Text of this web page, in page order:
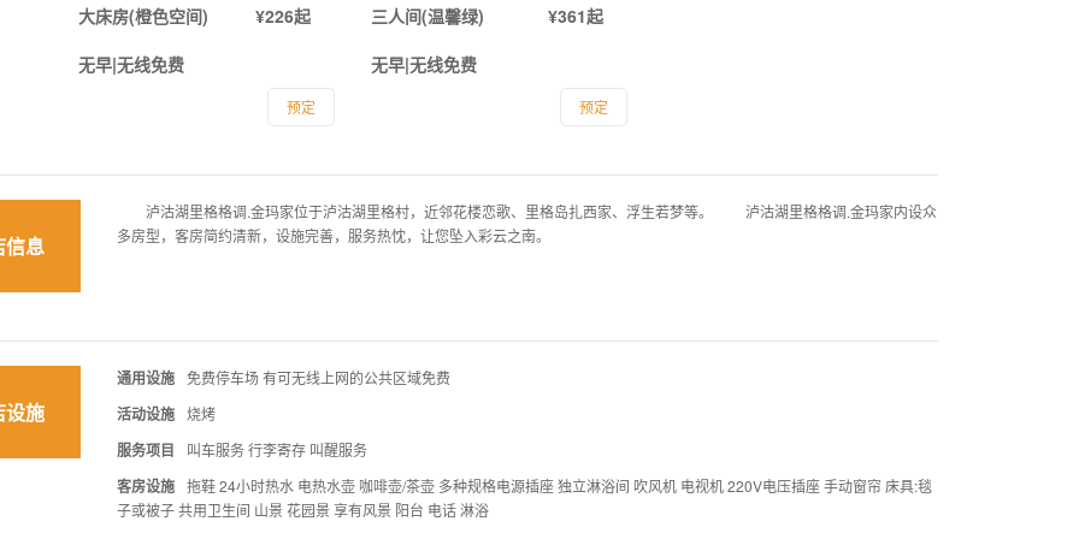
大床房(橙色空间)
¥226起
无早|无线免费
预定
三人间(温馨绿)
¥361起
无早|无线免费
预定
信息
泸沽湖里格格调.金玛家位于泸沽湖里格村，近邻花楼恋歌、里格岛扎西家、浮生若梦等。 泸沽湖里格格调.金玛家内设众
多房型，客房简约清新，设施完善，服务热忱，让您坠入彩云之南。
设施
通用设施 免费停车场 有可无线上网的公共区域免费
活动设施 烧烤
服务项目 叫车服务 行李寄存 叫醒服务
客房设施
拖鞋 24小时热水 电热水壶 咖啡壶/茶壶 多种规格电源插座 独立淋浴间 吹风机 电视机 220V电压插座 手动窗帘 床具:毯
子或被子 共用卫生间 山景 花园景 享有风景 阳台 电话 淋浴